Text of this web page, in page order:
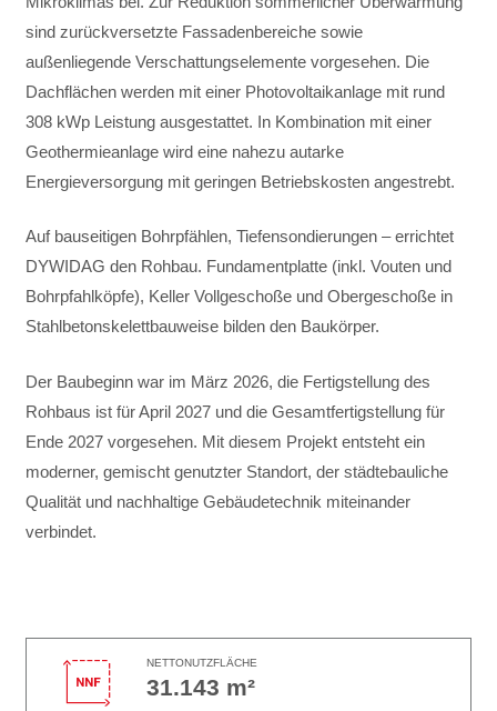
sind zurückversetzte Fassadenbereiche sowie
außenliegende Verschattungselemente vorgesehen. Die
Dachflächen werden mit einer Photovoltaikanlage mit rund
308 kWp Leistung ausgestattet. In Kombination mit einer
Geothermieanlage wird eine nahezu autarke
Energieversorgung mit geringen Betriebskosten angestrebt.
Auf bauseitigen Bohrpfählen, Tiefensondierungen – errichtet
DYWIDAG den Rohbau. Fundamentplatte (inkl. Vouten und
Bohrpfahlköpfe), Keller Vollgeschoße und Obergeschoße in
Stahlbetonskelettbauweise bilden den Baukörper.
Der Baubeginn war im März 2026, die Fertigstellung des
Rohbaus ist für April 2027 und die Gesamtfertigstellung für
Ende 2027 vorgesehen. Mit diesem Projekt entsteht ein
moderner, gemischt genutzter Standort, der städtebauliche
Qualität und nachhaltige Gebäudetechnik miteinander
verbindet.
NETTONUTZFLÄCHE
31.143 m²